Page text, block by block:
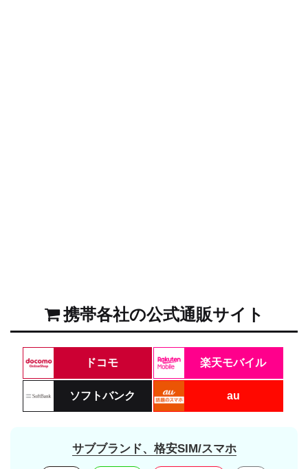
携帯各社の公式通販サイト
ドコモ 楽天モバイル
ソフトバンク au
サブブランド、格安SIM/スマホ